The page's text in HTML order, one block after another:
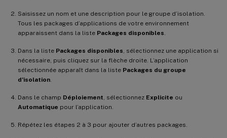
Saisissez un nom et une description pour le groupe d’isolation.
Tous les packages d’applications de votre environnement
apparaissent dans la liste Packages disponibles
Dans la liste Packages disponibles , sélectionnez une application si
nécessaire, puis cliquez sur la flèche droite. L’application
sélectionnée apparaît dans la liste Packages du groupe
d’isolation
Dans le champ Déploiement , sélectionnez Explicite ou
Automatique pour l’application.
Répétez les étapes 2 à 3 pour ajouter d’autres packages.